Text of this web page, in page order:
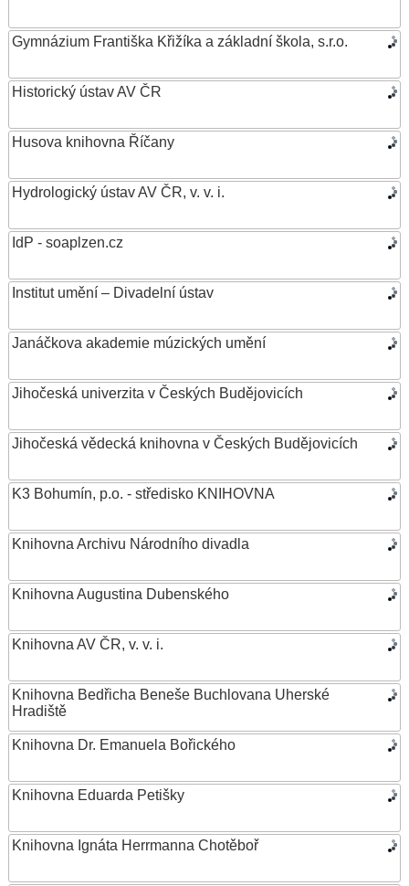
Gymnázium Františka Křižíka a základní škola, s.r.o.
Historický ústav AV ČR
Husova knihovna Říčany
Hydrologický ústav AV ČR, v. v. i.
IdP - soaplzen.cz
Institut umění – Divadelní ústav
Janáčkova akademie múzických umění
Jihočeská univerzita v Českých Budějovicích
Jihočeská vědecká knihovna v Českých Budějovicích
K3 Bohumín, p.o. - středisko KNIHOVNA
Knihovna Archivu Národního divadla
Knihovna Augustina Dubenského
Knihovna AV ČR, v. v. i.
Knihovna Bedřicha Beneše Buchlovana Uherské
Hradiště
Knihovna Dr. Emanuela Bořického
Knihovna Eduarda Petišky
Knihovna Ignáta Herrmanna Chotěboř